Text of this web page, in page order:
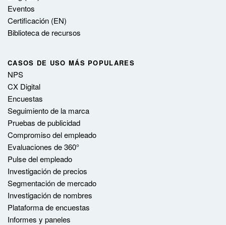
Eventos
Certificación (EN)
Biblioteca de recursos
CASOS DE USO MÁS POPULARES
NPS
CX Digital
Encuestas
Seguimiento de la marca
Pruebas de publicidad
Compromiso del empleado
Evaluaciones de 360°
Pulse del empleado
Investigación de precios
Segmentación de mercado
Investigación de nombres
Plataforma de encuestas
Informes y paneles